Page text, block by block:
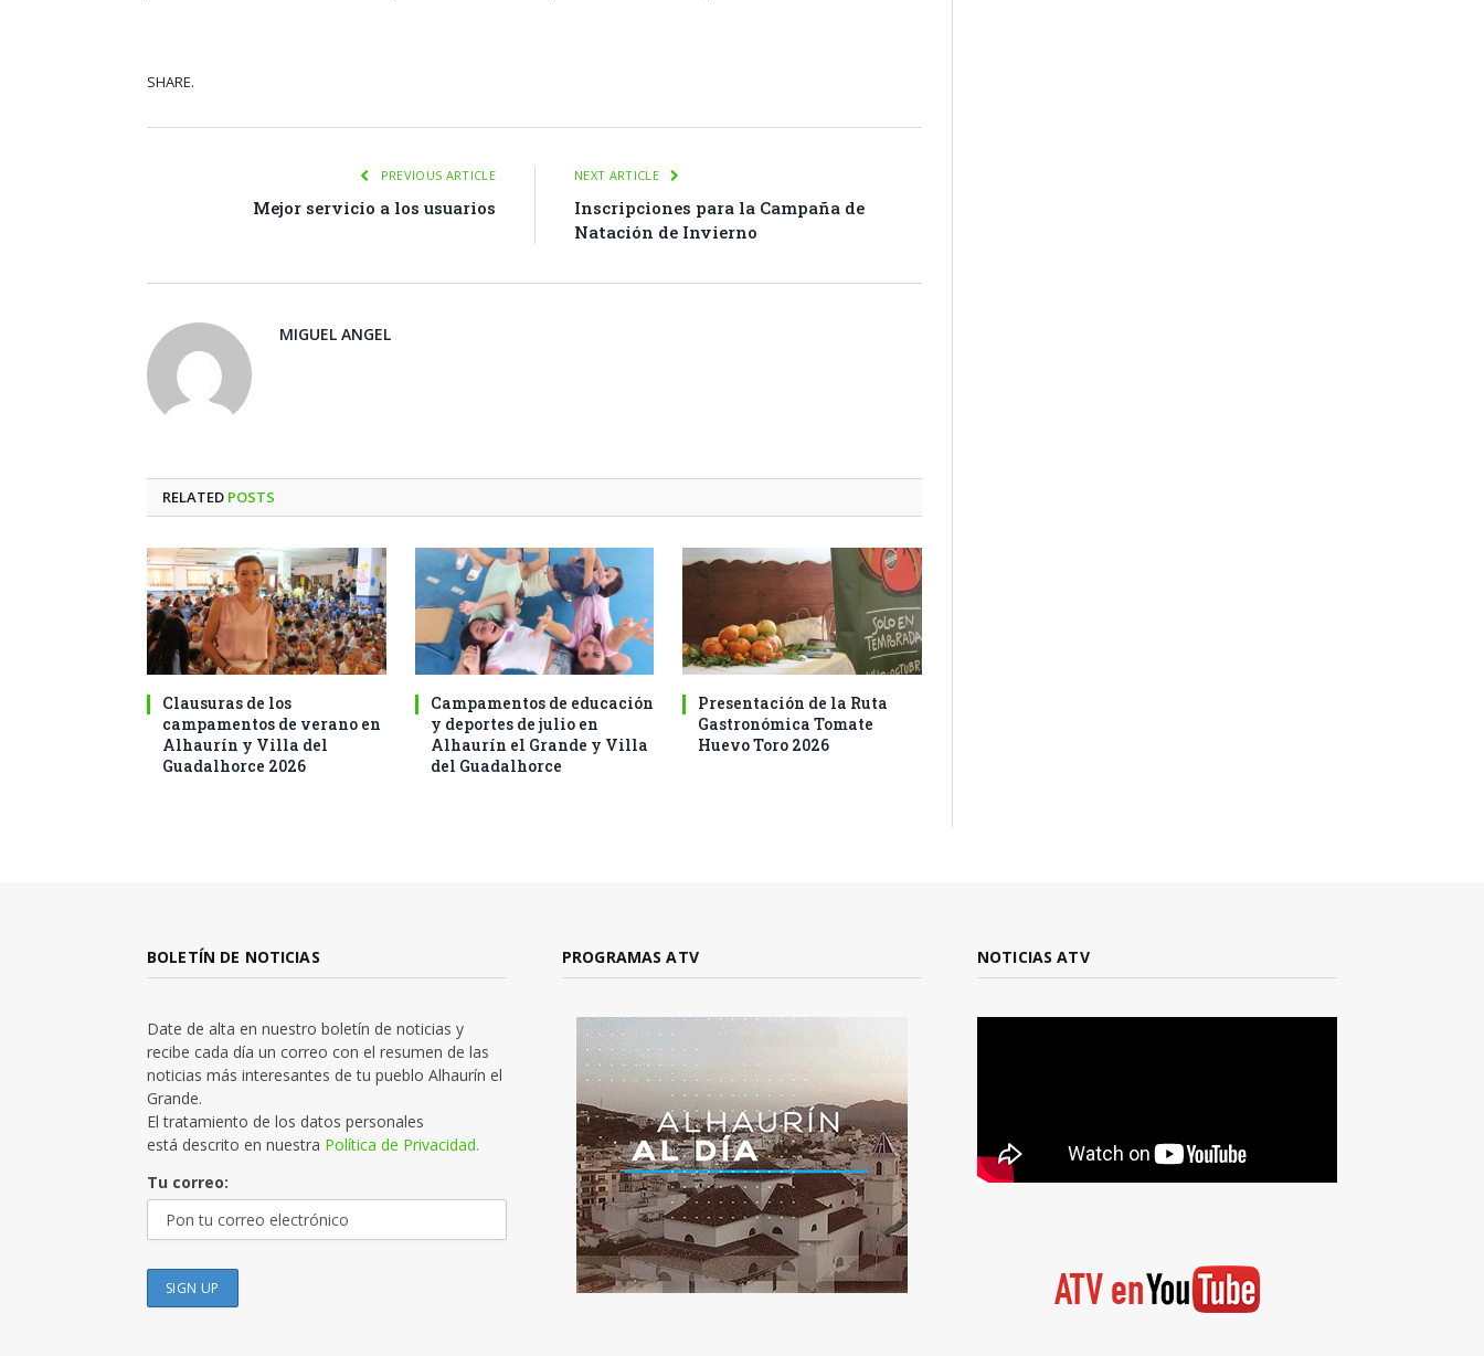
SHARE.
PREVIOUS ARTICLE
Mejor servicio a los usuarios
NEXT ARTICLE
Inscripciones para la Campaña de
Natación de Invierno
MIGUEL ANGEL
RELATED POSTS
Clausuras de los
campamentos de verano en
Alhaurín y Villa del
Guadalhorce 2026
Campamentos de educación
y deportes de julio en
Alhaurín el Grande y Villa
del Guadalhorce
Presentación de la Ruta
Gastronómica Tomate
Huevo Toro 2026
BOLETÍN DE NOTICIAS
Date de alta en nuestro boletín de noticias y
recibe cada día un correo con el resumen de las
noticias más interesantes de tu pueblo Alhaurín el
Grande.
El tratamiento de los datos personales
está descrito en nuestra Política de Privacidad.
Tu correo:
PROGRAMAS ATV NOTICIAS ATV